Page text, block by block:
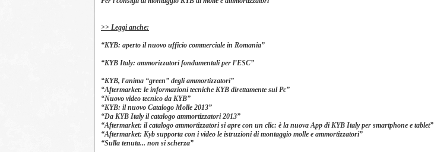
>> Leggi anche:
“KYB: aperto il nuovo ufficio commerciale in Romania”
“KYB Italy: ammorizzatori fondamentali per l’ESC”
“KYB, l'anima “green” degli ammortizzatori”
“Aftermarket: le informazioni tecniche KYB direttamente sul Pc”
“Nuovo video tecnico da KYB”
“KYB: il nuovo Catalogo Molle 2013”
“Da KYB Italy il catalogo ammortizzatori 2013”
“Aftermarket: il catalogo ammortizzatori si apre con un clic: è la nuova App di KYB Italy per smartphone e tablet”
“Aftermarket: Kyb supporta con i video le istruzioni di montaggio molle e ammortizzatori”
“Sulla tenuta... non si scherza”